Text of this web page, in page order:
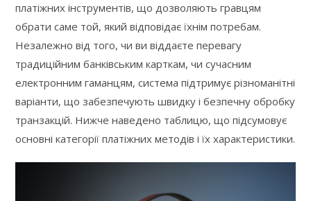
платіжних інструментів, що дозволяють гравцям
обрати саме той, який відповідає їхнім потребам.
Незалежно від того, чи ви віддаєте перевагу
традиційним банківським карткам, чи сучасним
електронним гаманцям, система підтримує різноманітні
варіанти, що забезпечують швидку і безпечну обробку
транзакцій. Нижче наведено таблицю, що підсумовує
основні категорії платіжних методів і їх характеристики.